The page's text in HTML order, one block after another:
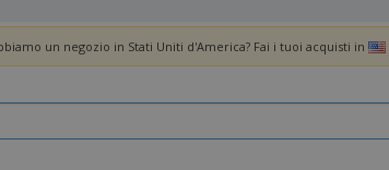
un negozio in Stati Uniti d'America? Fai i tuoi acquisti in